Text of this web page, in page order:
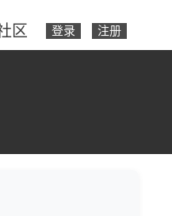
区 登录 注册